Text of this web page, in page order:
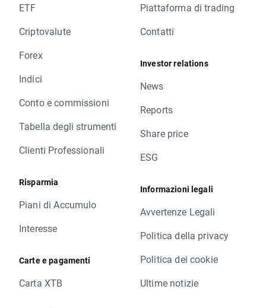
ETF
Criptovalute
Forex
Indici
Conto e commissioni
Tabella degli strumenti
Clienti Professionali
Risparmia
Piani di Accumulo
Interesse
Carte e pagamenti
Carta XTB
Piattaforma di trading
Contatti
Investor relations
News
Reports
Share price
ESG
Informazioni legali
Avvertenze Legali
Politica della privacy
Politica dei cookie
Ultime notizie